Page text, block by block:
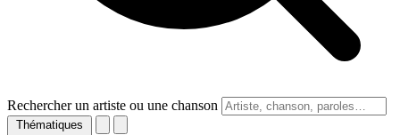
Rechercher un artiste ou une chanson
Thématiques